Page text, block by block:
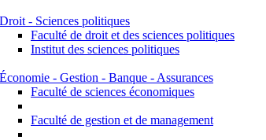
Droit - Sciences politiques
Faculté de droit et des sciences politiques
Institut des sciences politiques
Économie - Gestion - Banque - Assurances
Faculté de sciences économiques
Faculté de gestion et de management